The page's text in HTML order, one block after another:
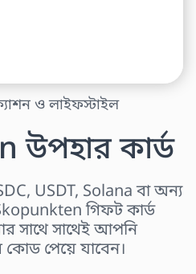
ও লাইফস্টাইল
উপহার কার্ড
USDT, Solana বা অন্য
গিফট কার্ড
সাথে সাথেই আপনি
কোড পেয়ে যাবেন।